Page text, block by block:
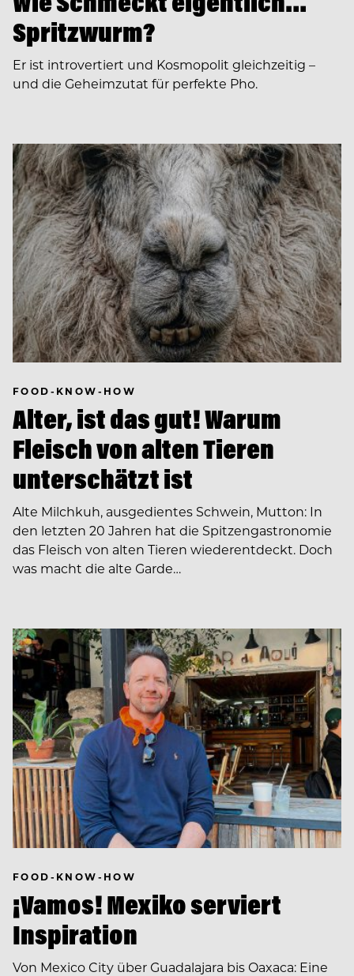
Spritzwurm?
Er ist introvertiert und Kosmopolit gleichzeitig –
und die Geheimzutat für perfekte Pho.
FOOD-KNOW-HOW
Alter, ist das gut! Warum
Fleisch von alten Tieren
unterschätzt ist
Alte Milchkuh, ausgedientes Schwein, Mutton: In
den letzten 20 Jahren hat die Spitzengastronomie
das Fleisch von alten Tieren wiederentdeckt. Doch
was macht die alte Garde…
FOOD-KNOW-HOW
¡Vamos! Mexiko serviert
Inspiration
Von Mexico City über Guadalajara bis Oaxaca: Eine